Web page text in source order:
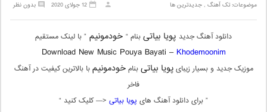
موضوعات:تک آهنگ ,جدیدترین ها بدون نظر 12 جولای 2020
دانلود آهنگ جدید پویا بیاتیبنام “ خودمونیم ” با لینک مستقیم
Download New Music Pouya Bayati – Khodemoonim
موزیک جدید و بسیار زیبایپویا بیاتیبنامخودمونیمبا بالاترین کیفیت در آهنگ
فاخر
” برای دانلود آهنگ های پویا بیاتی <— کلیک کنید “